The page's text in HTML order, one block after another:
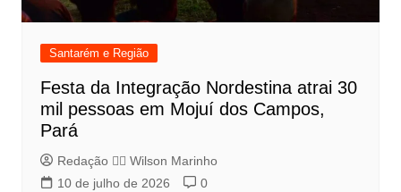
Santarém e Região
Festa da Integração Nordestina atrai 30
mil pessoas em Mojuí dos Campos,
Pará
Redação 👨‍⚖️​ Wilson Marinho
10 de julho de 2026
0